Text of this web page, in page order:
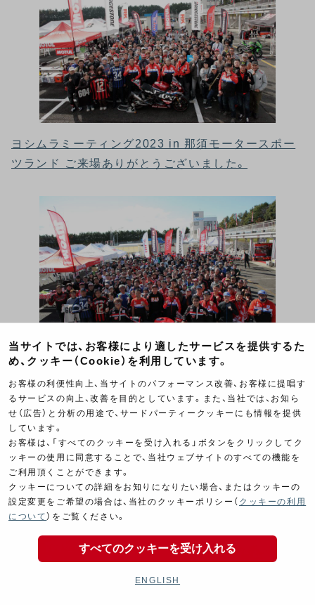
ヨシムラミーティング2023 in 那須モータースポー
ツランド ご来場ありがとうございました。
SPORTS LAND ～ヨシムラをもっと体感しよう！～
ご来場ありがとうございました。
当サイトでは、お客様により適したサービスを提供するた
め、クッキー（Cookie）を利用しています。
お客様の利便性向上、当サイトのパフォーマンス改善、お客様に提唱す
るサービスの向上、改善を目的としています。また、当社では、お知ら
せ（広告）と分析の用途で、サードパーティークッキーにも情報を提供
しています。
お客様は、「すべてのクッキーを受け入れる」ボタンをクリックしてク
ッキーの使用に同意することで、当社ウェブサイトのすべての機能を
ご利用頂くことができます。
クッキーについての詳細をお知りになりたい場合、またはクッキーの
設定変更をご希望の場合は、当社のクッキーポリシー（ クッキーの利用
について ）をご覧ください。
すべてのクッキーを受け入れる
ENGLISH